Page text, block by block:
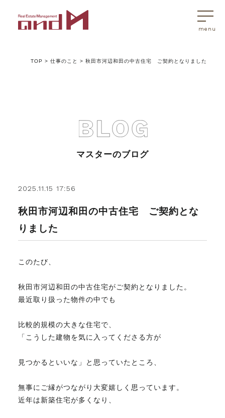
トップページ
アンドエムが選ばれる理由
不動産売買Q&A
マスターおすすめ物件
会社概要
マスターのブログ
TOP >仕事のこと >秋田市河辺和田の中古住宅 ご契約となりました
マスターのブログ
2025.11.15 17:56
秋田市河辺和田の中古住宅 ご契約とな
りました
このたび、
秋田市河辺和田の中古住宅がご契約となりました。
最近取り扱った物件の中でも
比較的規模の大きな住宅で、
「こうした建物を気に入ってくださる方が
見つかるといいな」と思っていたところ、
無事にご縁がつながり大変嬉しく思っています。
近年は新築住宅が多くなり、